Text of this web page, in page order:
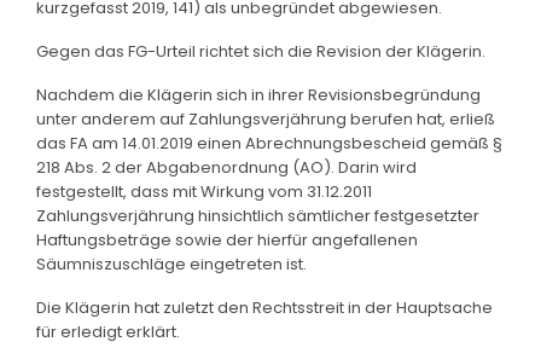
kurzgefasst 2019, 141) als unbegründet abgewiesen.
Gegen das FG-Urteil richtet sich die Revision der Klägerin.
Nachdem die Klägerin sich in ihrer Revisionsbegründung
unter anderem auf Zahlungsverjährung berufen hat, erließ
das FA am 14.01.2019 einen Abrechnungsbescheid gemäß §
218 Abs. 2 der Abgabenordnung (AO). Darin wird
festgestellt, dass mit Wirkung vom 31.12.2011
Zahlungsverjährung hinsichtlich sämtlicher festgesetzter
Haftungsbeträge sowie der hierfür angefallenen
Säumniszuschläge eingetreten ist.
Die Klägerin hat zuletzt den Rechtsstreit in der Hauptsache
für erledigt erklärt.